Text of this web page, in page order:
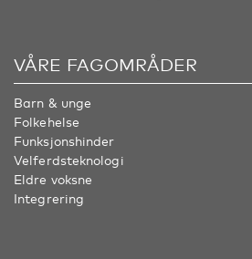
VÅRE FAGOMRÅDER
Barn & unge
Folkehelse
Funksjonshinder
Velferdsteknologi
Eldre voksne
Integrering